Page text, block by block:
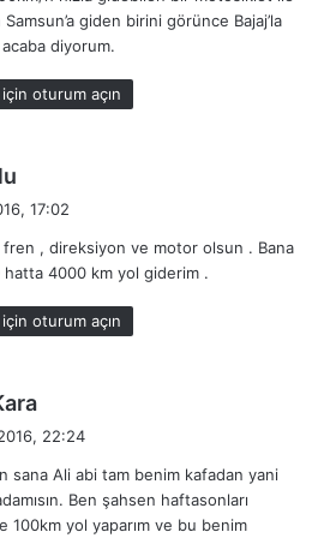
k
i
:
Samsun’a giden birini görünce Bajaj’la
diyorum.
için oturum açın
i
k
i
:
17:02
, direksiyon ve motor olsun . Bana
4000 km yol giderim .
için oturum açın
i
k
22:24
sana Ali abi tam benim kafadan yani
Ben şahsen haftasonları
100km yol yaparım ve bu benim